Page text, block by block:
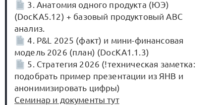
3. Анатомия одного продукта (ЮЭ)
(DocКА5.12) + базовый продуктовый ABC
анализ.
4. P&L 2025 (факт) и мини-финансовая
модель 2026 (план) (DocKA1.1.3)
5. Стратегия 2026 (!техническая заметка:
подобрать пример презентации из ЯНВ и
анонимизировать цифры)
Семинар и документы тут